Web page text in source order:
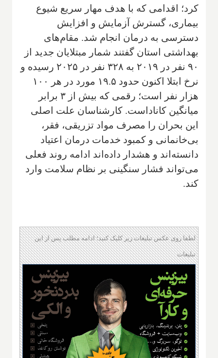
کرد؛ اقدامی که با هدف مهار سریع شیوع
بیماری، گسترش آزمایش و افزایش
دسترسی به درمان انجام شد. مقام‌های
بهداشتی استان گفتند شمار مبتلایان جدید از
۹۰ نفر در ۲۰۱۹ به ۳۲۸ نفر در ۲۰۲۵ رسیده و
نرخ ابتلا اکنون حدود ۱۹.۵ مورد در هر ۱۰۰
هزار نفر است؛ رقمی که بیش از ۳ برابر
میانگین کاناداست. کارشناسان علت اصلی
این بحران را مصرف مواد تزریقی، فقر،
بی‌خانمانی و کمبود خدمات درمان اعتیاد
دانسته‌اند و هشدار داده‌اند ادامه روند فعلی
می‌تواند فشار سنگینی بر نظام سلامت وارد
کند.
لطفا روی عکس تبلیغات زیر کلیک کنید؛ ادامه مطلب پس از این
تبلیغات